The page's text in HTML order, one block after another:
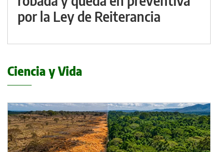
por la Ley de Reiterancia
Ciencia y Vida